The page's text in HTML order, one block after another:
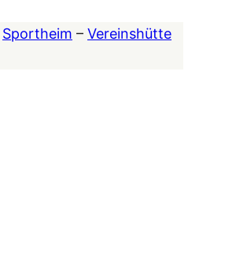
Sportheim – Vereinshütte